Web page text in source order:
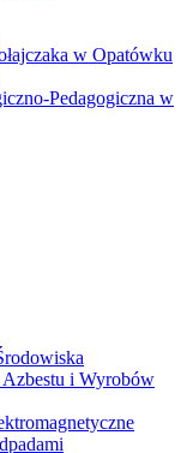
w Opatówku
Pedagogiczna w
i Wyrobów